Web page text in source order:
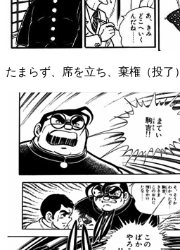
たまらず、席を立ち、棄権（投了）